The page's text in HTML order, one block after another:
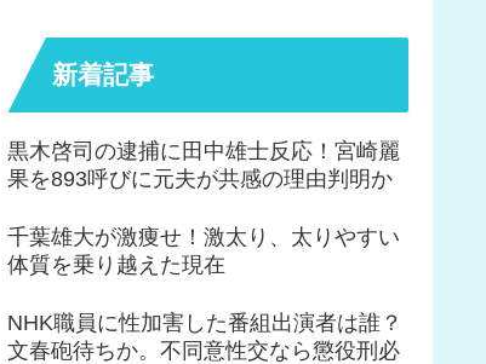
新着記事
黒木啓司の逮捕に田中雄士反応！宮崎麗
果を893呼びに元夫が共感の理由判明か
千葉雄大が激痩せ！激太り、太りやすい
体質を乗り越えた現在
NHK職員に性加害した番組出演者は誰？
文春砲待ちか。不同意性交なら懲役刑必